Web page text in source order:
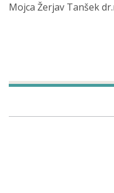
Mojca Žerjav Tanšek